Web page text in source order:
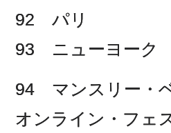
92 パリ
93 ニューヨーク
94 マンスリー・
オンライン・フェ